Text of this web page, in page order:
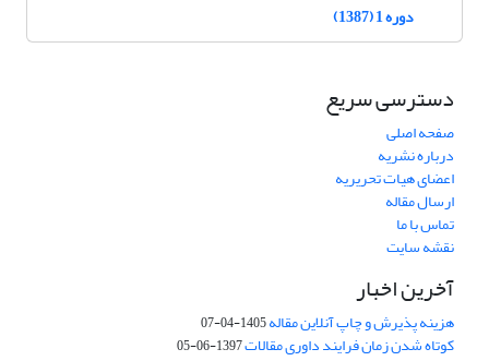
دوره 1 (1387)
دسترسی سریع
صفحه اصلی
درباره نشریه
اعضای هیات تحریریه
ارسال مقاله
تماس با ما
نقشه سایت
آخرین اخبار
هزینه پذیرش و چاپ آنلاین مقاله1405-04-07
کوتاه شدن زمان فرایند داوری مقالات1397-06-05